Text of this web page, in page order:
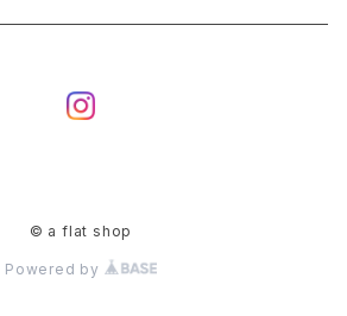
© a flat shop
Powered by